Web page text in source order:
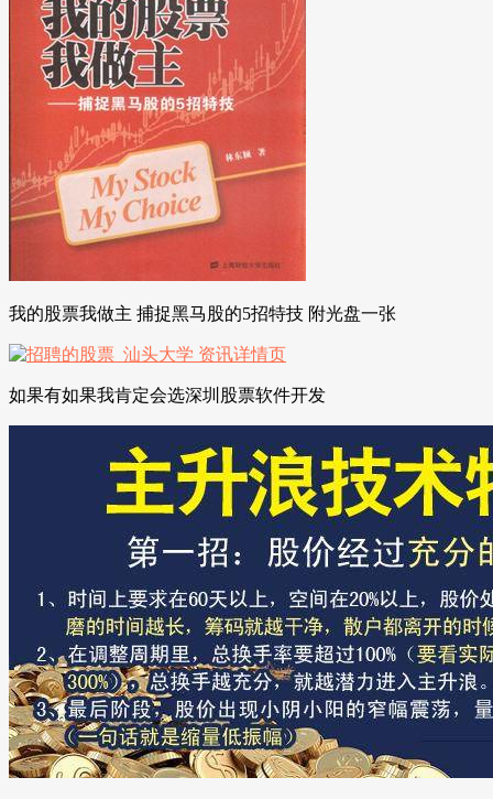
我的股票我做主 捕捉黑马股的5招特技 附光盘一张
如果有如果我肯定会选深圳股票软件开发